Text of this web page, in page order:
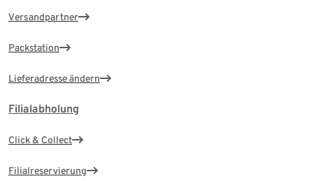
Versandpartner
Packstation
Lieferadresse ändern
Filialabholung
Click & Collect
Filialreservierung